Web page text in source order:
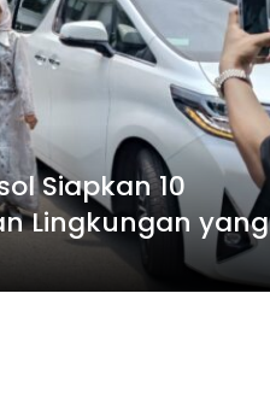
Siapkan 10
Lingkungan yang